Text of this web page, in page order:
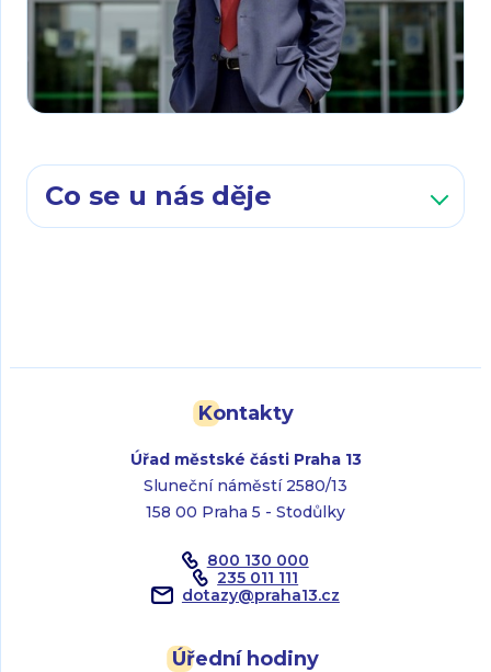
Co se u nás děje
Kontakty
Úřad městské části Praha 13
Sluneční náměstí 2580/13
158 00 Praha 5 - Stodůlky
800 130 000
235 011 111
dotazy@praha13.cz
Úřední hodiny